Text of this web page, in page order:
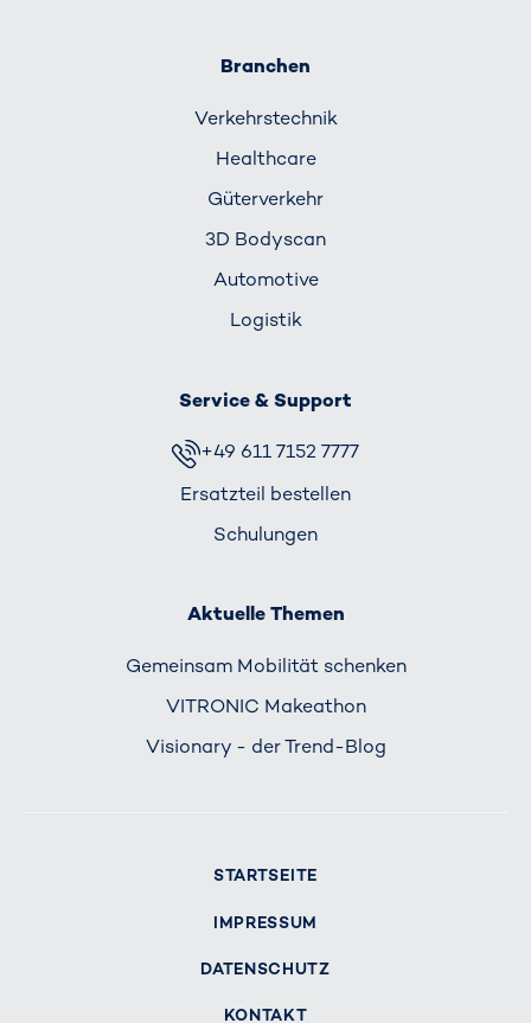
Branchen
Verkehrs­technik
Healthcare
Güterverkehr
3D Bodyscan
Automotive
Logistik
Service & Support
+49 611 7152 7777
Ersatzteil bestellen
Schulungen
Aktuelle Themen
Gemeinsam Mobilität schenken
VITRONIC Makeathon
Visionary - der Trend-Blog
STARTSEITE
IMPRESSUM
DATENSCHUTZ
KONTAKT